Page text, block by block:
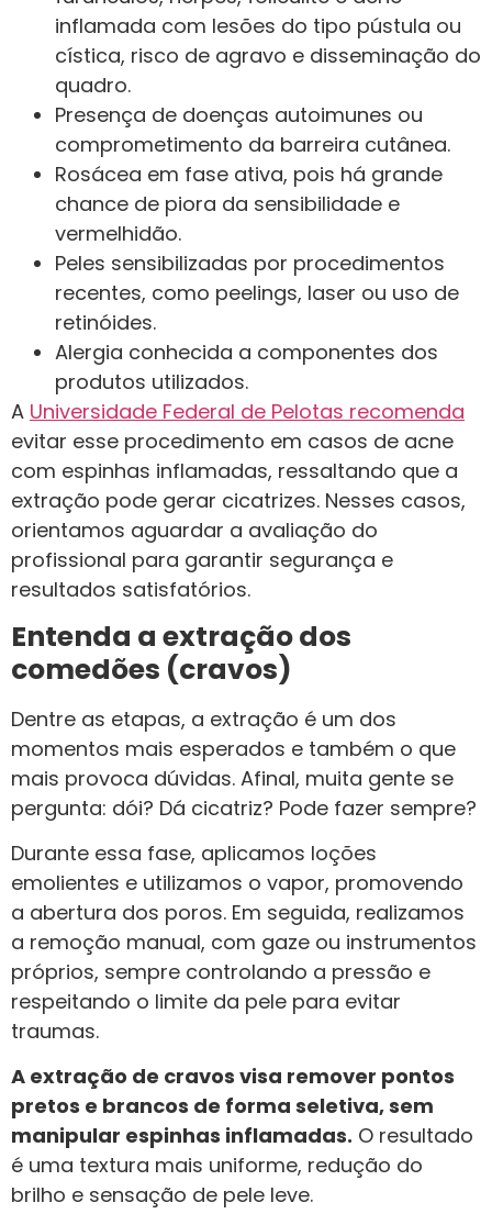
inflamada com lesões do tipo pústula ou
cística, risco de agravo e disseminação do
quadro.
Presença de doenças autoimunes ou
comprometimento da barreira cutânea.
Rosácea em fase ativa, pois há grande
chance de piora da sensibilidade e
vermelhidão.
Peles sensibilizadas por procedimentos
recentes, como peelings, laser ou uso de
retinóides.
Alergia conhecida a componentes dos
produtos utilizados.
A Universidade Federal de Pelotas recomenda
evitar esse procedimento em casos de acne
com espinhas inflamadas, ressaltando que a
extração pode gerar cicatrizes. Nesses casos,
orientamos aguardar a avaliação do
profissional para garantir segurança e
resultados satisfatórios.
Entenda a extração dos
comedões (cravos)
Dentre as etapas, a extração é um dos
momentos mais esperados e também o que
mais provoca dúvidas. Afinal, muita gente se
pergunta: dói? Dá cicatriz? Pode fazer sempre?
Durante essa fase, aplicamos loções
emolientes e utilizamos o vapor, promovendo
a abertura dos poros. Em seguida, realizamos
a remoção manual, com gaze ou instrumentos
próprios, sempre controlando a pressão e
respeitando o limite da pele para evitar
traumas.
A extração de cravos visa remover pontos
pretos e brancos de forma seletiva, sem
manipular espinhas inflamadas. O resultado
é uma textura mais uniforme, redução do
brilho e sensação de pele leve.